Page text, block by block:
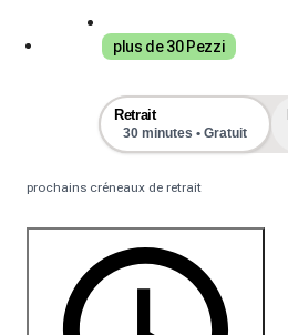
plus de 30 Pezzi
Retrait
30 minutes • Gratuit
prochains créneaux de retrait